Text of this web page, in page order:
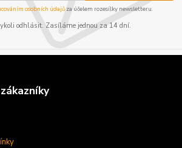
osobních údajůza účelem rozesílky newsletteru.
odhlásit. Zasíláme jednou za 14 dní.